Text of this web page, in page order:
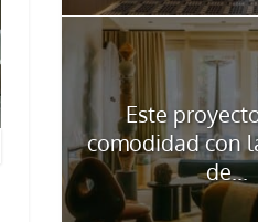
Este
comodidad con
de...